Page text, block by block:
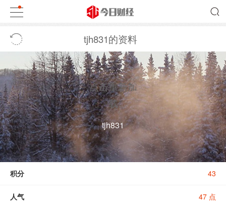
tjh831的资料
点击重新加
载
tjh831
43
积分
47 点
人气